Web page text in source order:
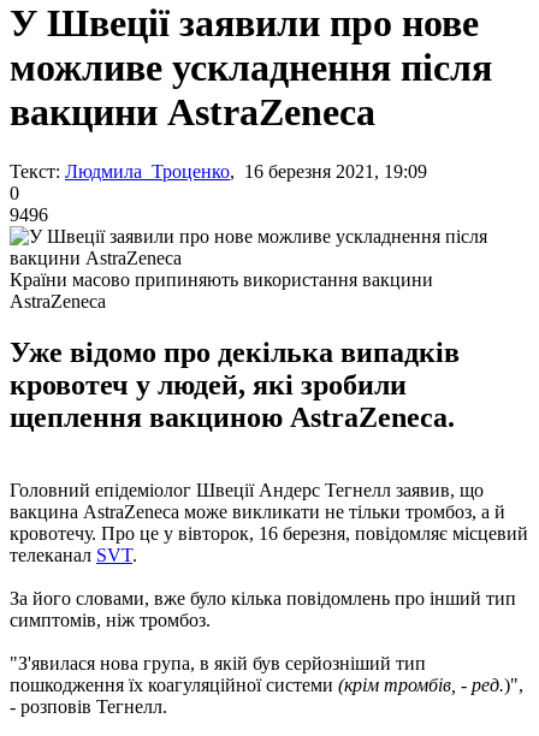
У Швеції заявили про нове
можливе ускладнення після
вакцини AstraZeneca
Текст: Людмила Троценко, 16 березня 2021, 19:09
0
9496
Країни масово припиняють використання вакцини
AstraZeneca
Уже відомо про декілька випадків
кровотеч у людей, які зробили
щеплення вакциною AstraZeneca.
Головний епідеміолог Швеції Андерс Тегнелл заявив, що
вакцина AstraZeneca може викликати не тільки тромбоз, а й
кровотечу. Про це у вівторок, 16 березня, повідомляє місцевий
телеканал SVT.
За його словами, вже було кілька повідомлень про інший тип
симптомів, ніж тромбоз.
"З'явилася нова група, в якій був серйозніший тип
пошкодження їх коагуляційної системи (крім тромбів, - ред.)",
- розповів Тегнелл.